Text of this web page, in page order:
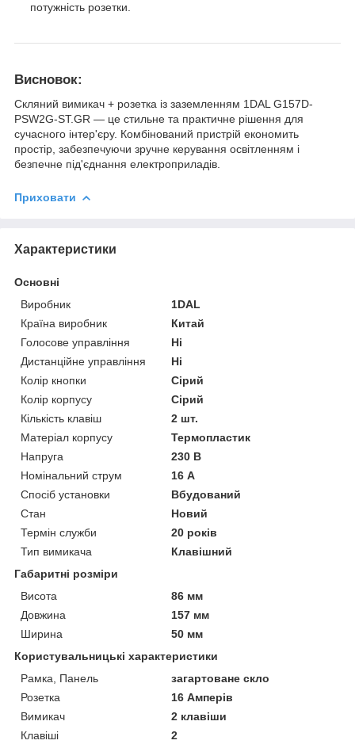
потужність розетки.
Висновок:
Скляний вимикач + розетка із заземленням 1DAL G157D-
PSW2G-ST.GR — це стильне та практичне рішення для
сучасного інтер'єру. Комбінований пристрій економить
простір, забезпечуючи зручне керування освітленням і
безпечне під'єднання електроприладів.
Приховати
Характеристики
Основні
Виробник
1DAL
Країна виробник
Китай
Голосове управління
Ні
Дистанційне управління
Ні
Колір кнопки
Сірий
Колір корпусу
Сірий
Кількість клавіш
2 шт.
Матеріал корпусу
Термопластик
Напруга
230 В
Номінальний струм
16 А
Спосіб установки
Вбудований
Стан
Новий
Термін служби
20 років
Тип вимикача
Клавішний
Габаритні розміри
Висота
86 мм
Довжина
157 мм
Ширина
50 мм
Користувальницькі характеристики
Рамка, Панель
загартоване скло
Розетка
16 Амперів
Вимикач
2 клавіши
Клавіші
2